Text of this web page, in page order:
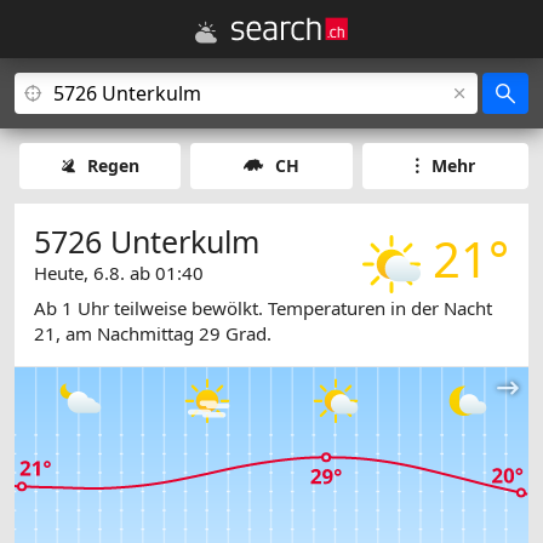
Regen CH Mehr
21°
5726 Unterkulm
Heute, 6.8. ab 01:40
Ab 1 Uhr teilweise bewölkt. Temperaturen in der Nacht
21, am Nachmittag 29 Grad.